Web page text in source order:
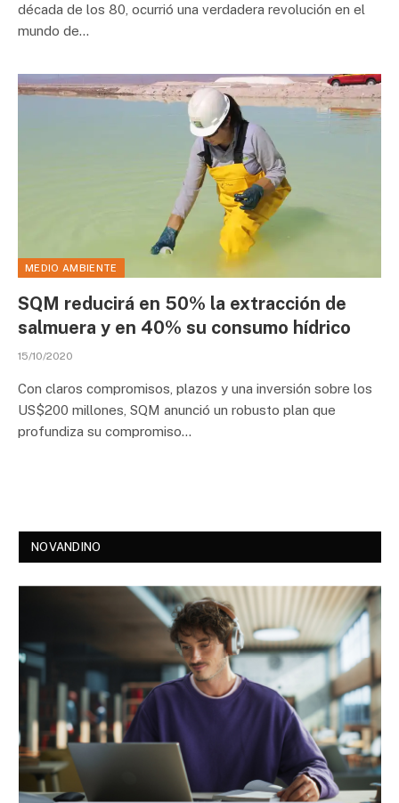
década de los 80, ocurrió una verdadera revolución en el
mundo de…
MEDIO AMBIENTE
SQM reducirá en 50% la extracción de
salmuera y en 40% su consumo hídrico
15/10/2020
Con claros compromisos, plazos y una inversión sobre los
US$200 millones, SQM anunció un robusto plan que
profundiza su compromiso…
NOVANDINO